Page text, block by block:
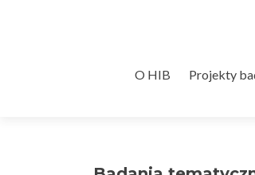
O HIB Projekty